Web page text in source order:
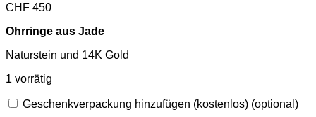
CHF 450
Ohrringe aus Jade
Naturstein und 14K Gold
1 vorrätig
Geschenkverpackung hinzufügen (kostenlos) (optional)